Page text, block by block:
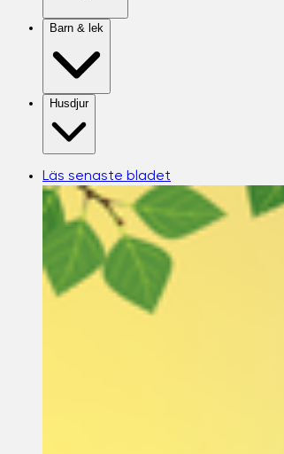
Barn & lek
Husdjur
Läs senaste bladet